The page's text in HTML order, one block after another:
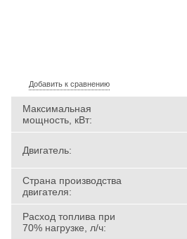
Добавить к сравнению
Максимальная
мощность, кВт:
Двигатель:
Страна производства
двигателя:
Расход топлива при
70% нагрузке, л/ч: